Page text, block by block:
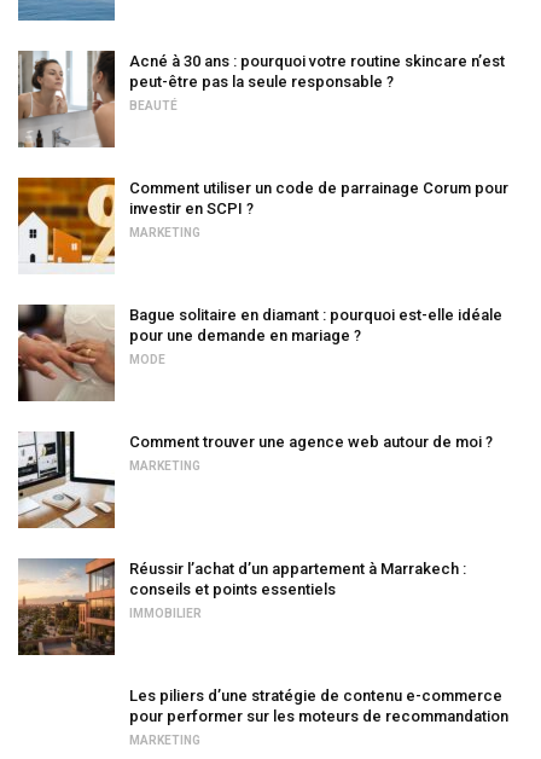
Acné à 30 ans : pourquoi votre routine skincare n’est
peut-être pas la seule responsable ?
BEAUTÉ
Comment utiliser un code de parrainage Corum pour
investir en SCPI ?
MARKETING
Bague solitaire en diamant : pourquoi est-elle idéale
pour une demande en mariage ?
MODE
Comment trouver une agence web autour de moi ?
MARKETING
Réussir l’achat d’un appartement à Marrakech :
conseils et points essentiels
IMMOBILIER
Les piliers d’une stratégie de contenu e-commerce
pour performer sur les moteurs de recommandation
MARKETING